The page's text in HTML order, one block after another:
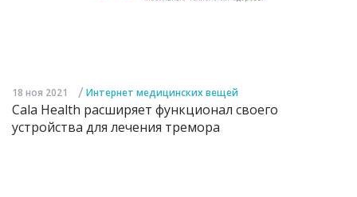
18 ноя 2021 / Интернет медицинских вещей
Cala Health расширяет функционал своего
устройства для лечения тремора